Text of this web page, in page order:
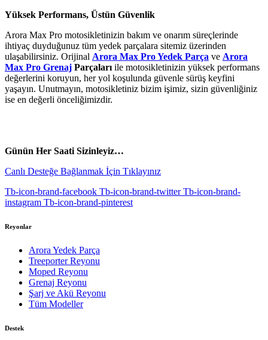
Yüksek Performans, Üstün Güvenlik
Arora Max Pro motosikletinizin bakım ve onarım süreçlerinde
ihtiyaç duyduğunuz tüm yedek parçalara sitemiz üzerinden
ulaşabilirsiniz. Orijinal Arora Max Pro Yedek Parça ve Arora
Max Pro Grenaj Parçaları ile motosikletinizin yüksek performans
değerlerini koruyun, her yol koşulunda güvenle sürüş keyfini
yaşayın. Unutmayın, motosikletiniz bizim işimiz, sizin güvenliğiniz
ise en değerli önceliğimizdir.
Günün Her Saati Sizinleyiz…
Canlı Desteğe Bağlanmak İçin Tıklayınız
Tb-icon-brand-facebook Tb-icon-brand-twitter Tb-icon-brand-
instagram Tb-icon-brand-pinterest
Reyonlar
Arora Yedek Parça
Treeporter Reyonu
Moped Reyonu
Grenaj Reyonu
Şarj ve Akü Reyonu
Tüm Modeller
Destek